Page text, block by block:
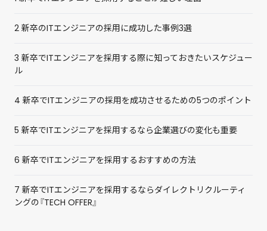
2 新卒のITエンジニアの採用に成功した事例3選
3 新卒でITエンジニアを採用する際に知っておきたいスケジュー
ル
4 新卒でITエンジニアの採用を成功させるための5つのポイント
5 新卒でITエンジニアを採用するなら企業選びの変化も重要
6 新卒でITエンジニアを採用するおすすめの方法
7 新卒でITエンジニアを採用するならダイレクトリクルーティ
ングの『TECH OFFER』